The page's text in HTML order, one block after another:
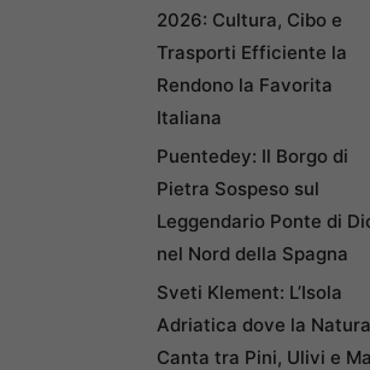
2026: Cultura, Cibo e
Trasporti Efficiente la
Rendono la Favorita
Italiana
Puentedey: Il Borgo di
Pietra Sospeso sul
Leggendario Ponte di
nel Nord della Spagna
Sveti Klement: L’Isola
Adriatica dove la Natura
Canta tra Pini, Ulivi e